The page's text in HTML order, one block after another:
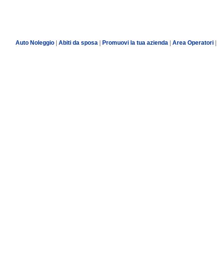
Auto Noleggio| Abiti da sposa| Promuovi la tua azienda Area Operatori